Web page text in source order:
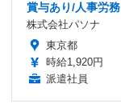
賞与あり/人事労務
株式会社パソナ
東京都
時給1,920円
派遣社員